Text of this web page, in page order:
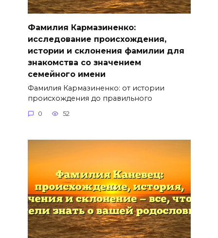
Фамилия Кармазиненко:
исследование происхождения,
истории и склонения фамилии для
знакомства со значением
семейного имени
Фамилия Кармазиненко: от истории
происхождения до правильного
0 52